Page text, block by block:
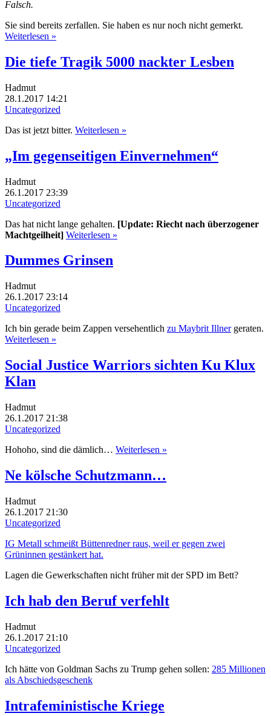
Falsch.
Sie sind bereits zerfallen. Sie haben es nur noch nicht gemerkt.
Weiterlesen »
Die tiefe Tragik 5000 nackter Lesben
Hadmut
28.1.2017 14:21
Uncategorized
Das ist jetzt bitter. Weiterlesen »
„Im gegenseitigen Einvernehmen“
Hadmut
26.1.2017 23:39
Uncategorized
Das hat nicht lange gehalten. [Update: Riecht nach überzogener
Machtgeilheit] Weiterlesen »
Dummes Grinsen
Hadmut
26.1.2017 23:14
Uncategorized
Ich bin gerade beim Zappen versehentlich zu Maybrit Illnergeraten.
Weiterlesen »
Social Justice Warriors sichten Ku Klux
Klan
Hadmut
26.1.2017 21:38
Uncategorized
Hohoho, sind die dämlich… Weiterlesen »
Ne kölsche Schutzmann…
Hadmut
26.1.2017 21:30
Uncategorized
IG Metall schmeißt Büttenredner raus, weil er gegen zwei
Grüninnen gestänkert hat.
Lagen die Gewerkschaften nicht früher mit der SPD im Bett?
Ich hab den Beruf verfehlt
Hadmut
26.1.2017 21:10
Uncategorized
Ich hätte von Goldman Sachs zu Trump gehen sollen: 285 Millionen
als Abschiedsgeschenk
Intrafeministische Kriege